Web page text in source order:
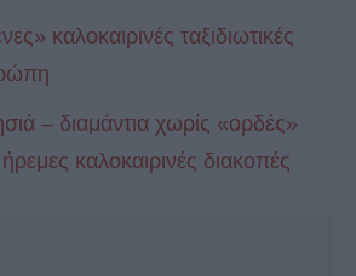
καλοκαιρινές ταξιδιωτικές
– διαμάντια χωρίς «ορδές»
καλοκαιρινές διακοπές